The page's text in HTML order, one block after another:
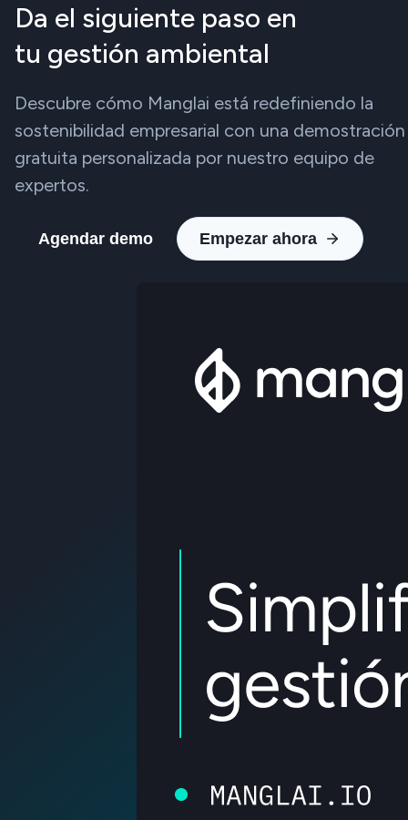
Da el siguiente paso en
tu gestión ambiental
Descubre cómo Manglai está redefiniendo la
sostenibilidad empresarial con una demostración
gratuita personalizada por nuestro equipo de
expertos.
Agendar demo Empezar ahora